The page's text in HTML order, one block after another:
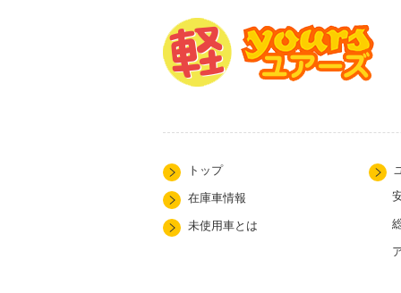
トップ
在庫車情報
未使用車とは